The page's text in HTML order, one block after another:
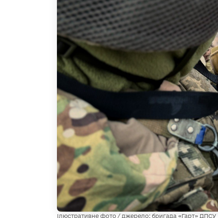
Ілюстративне фото / джерело: бригада «Гарт» ДПСУ